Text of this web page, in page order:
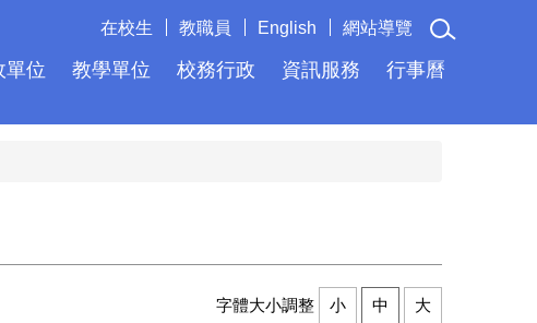
單位 教學單位 校務行政 資訊服務 行事曆
在校生 教職員 English 網站導覽
字體大小調整 小 中
大